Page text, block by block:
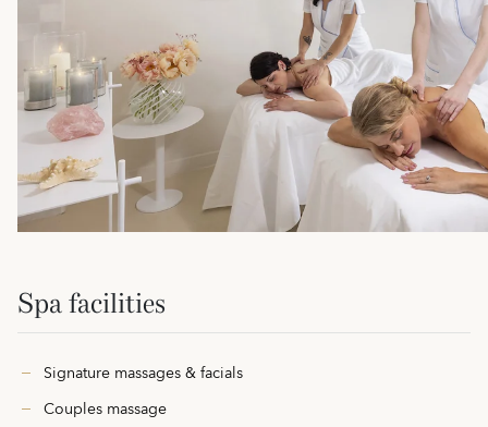
Spa facilities
Signature massages & facials
Couples massage